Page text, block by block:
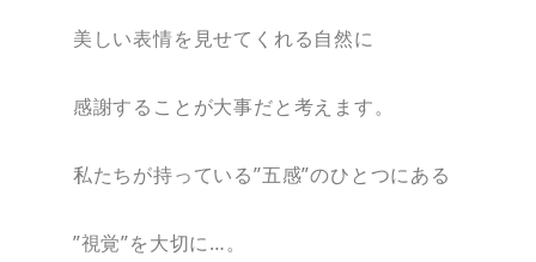
美しい表情を見せてくれる自然に
感謝することが大事だと考えます。
私たちが持っている”五感”のひとつにある
”視覚”を大切に…。